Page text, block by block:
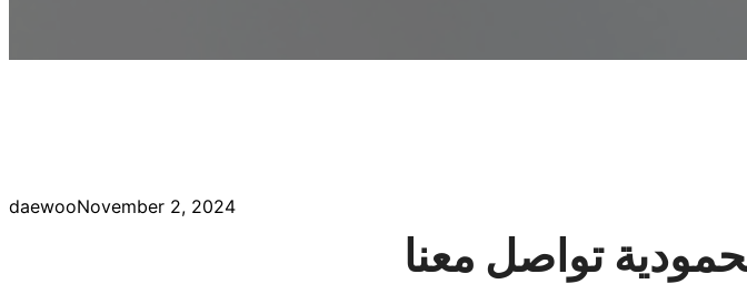
daewooNovember 2, 2024
تواصل معنا